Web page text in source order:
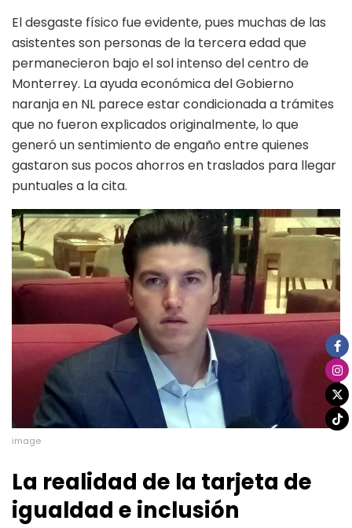
El desgaste físico fue evidente, pues muchas de las
asistentes son personas de la tercera edad que
permanecieron bajo el sol intenso del centro de
Monterrey. La ayuda económica del Gobierno
naranja en NL parece estar condicionada a trámites
que no fueron explicados originalmente, lo que
generó un sentimiento de engaño entre quienes
gastaron sus pocos ahorros en traslados para llegar
puntuales a la cita.
image
La realidad de la tarjeta de
igualdad e inclusión